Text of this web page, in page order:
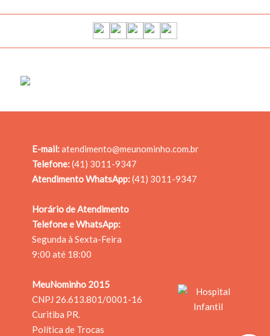
2
TAGS COM FOTO
R$ 66,00
E-mail:atendimento@meunominho.com.br
Telefone:(41) 3011-9347
Atendimento WhatsApp:(41) 3011-9347
Horário de Atendimento
Telefone e WhatsApp:
Segunda à Sexta-Feira
9:00 até 18:00
MeuNominho 2015
CNPJ 26.613.801/0001­-16
Curitiba PR.
Política de Trocas